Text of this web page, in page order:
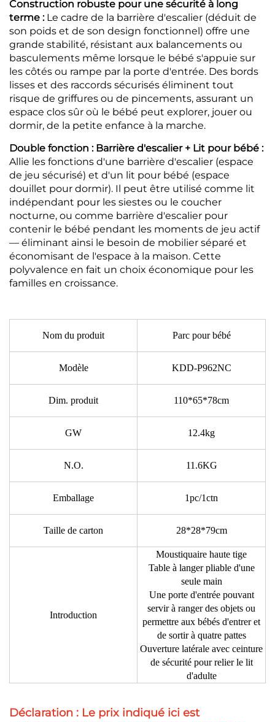
Construction robuste pour une sécurité à long
terme : Le cadre de la barrière d'escalier (déduit de
son poids et de son design fonctionnel) offre une
grande stabilité, résistant aux balancements ou
basculements même lorsque le bébé s'appuie sur
les côtés ou rampe par la porte d'entrée. Des bords
lisses et des raccords sécurisés éliminent tout
risque de griffures ou de pincements, assurant un
espace clos sûr où le bébé peut explorer, jouer ou
dormir, de la petite enfance à la marche.
Double fonction : Barrière d'escalier + Lit pour bébé :
Allie les fonctions d'une barrière d'escalier (espace
de jeu sécurisé) et d'un lit pour bébé (espace
douillet pour dormir). Il peut être utilisé comme lit
indépendant pour les siestes ou le coucher
nocturne, ou comme barrière d'escalier pour
contenir le bébé pendant les moments de jeu actif
— éliminant ainsi le besoin de mobilier séparé et
économisant de l'espace à la maison. Cette
polyvalence en fait un choix économique pour les
familles en croissance.
Nom du produit Parc pour bébé
Modèle KDD-P962NC
Dim. produit 110*65*78cm
GW 12.4kg
N.O. 11.6KG
Emballage 1pc/1ctn
Taille de carton 28*28*79cm
Introduction
Moustiquaire haute tige
Table à langer pliable d'une
seule main
Une porte d'entrée pouvant
servir à ranger des objets ou
permettre aux bébés d'entrer et
de sortir à quatre pattes
Ouverture latérale avec ceinture
de sécurité pour relier le lit
d'adulte
Déclaration : Le prix indiqué ici est